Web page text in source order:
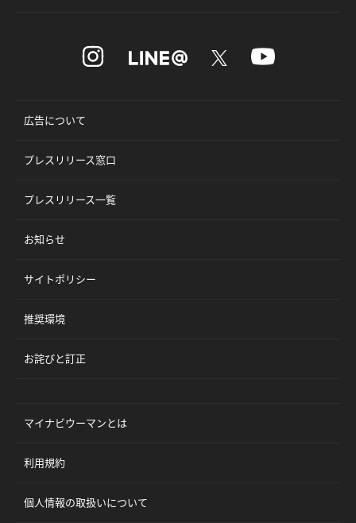
広告について
プレスリリース窓口
プレスリリース一覧
お知らせ
サイトポリシー
推奨環境
お詫びと訂正
マイナビウーマンとは
利用規約
個人情報の取扱いについて